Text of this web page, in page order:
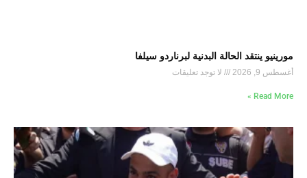
مورينيو ينتقد الحالة البدنية لبرناردو سيلفا
أغسطس 9, 2026 لا توجد تعليقات
Read More »